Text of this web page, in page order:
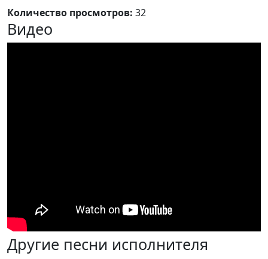
Количество просмотров: 32
Видео
Другие песни исполнителя